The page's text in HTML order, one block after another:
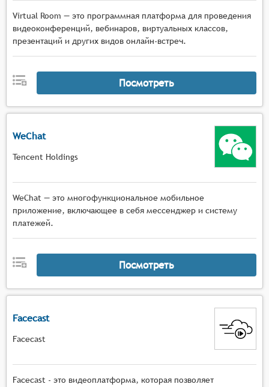
Virtual Room — это программная платформа для проведения
видеоконференций, вебинаров, виртуальных классов,
презентаций и других видов онлайн-встреч.
Посмотреть
WeChat
Tencent Holdings
WeChat — это многофункциональное мобильное
приложение, включающее в себя мессенджер и систему
платежей.
Посмотреть
Facecast
Facecast
Facecast - это видеоплатформа, которая позволяет